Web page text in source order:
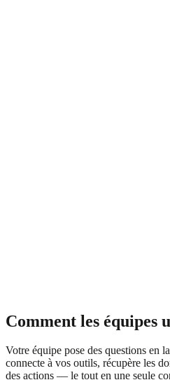
Comment les équipes
Votre équipe pose des questions en
connecte à vos outils, récupère les
des actions — le tout en une seule